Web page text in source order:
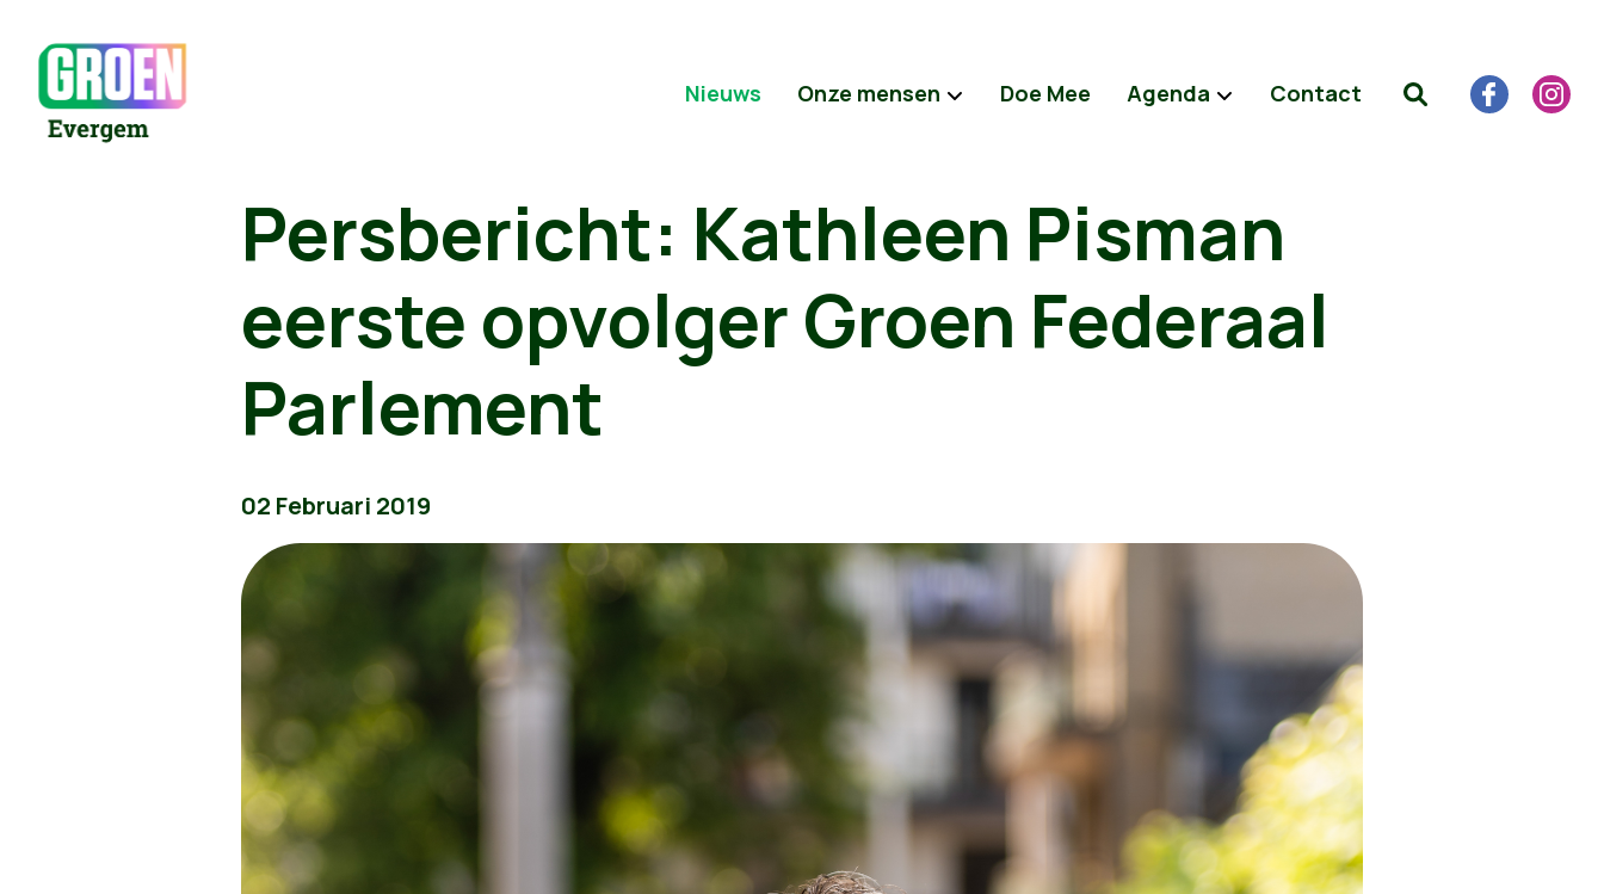
Nieuws Onze mensen Doe Mee Agenda Contact
Persbericht: Kathleen Pisman
eerste opvolger Groen Federaal
Parlement
02 Februari 2019